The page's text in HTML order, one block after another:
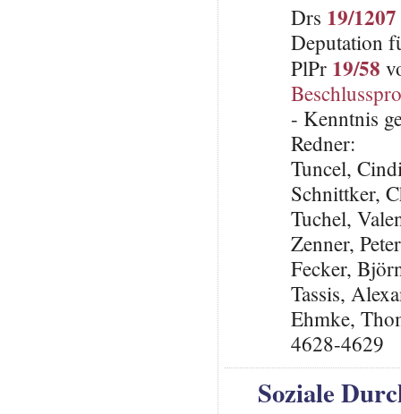
Drs 19/1207
Deputation
PlPr 19/58
- Kenntnis
Redner:
Tuncel,
Schnittker,
Tuchel,
Zenner,
Fecker,
Tassis,
Ehmke,
4628-4629
Soziale